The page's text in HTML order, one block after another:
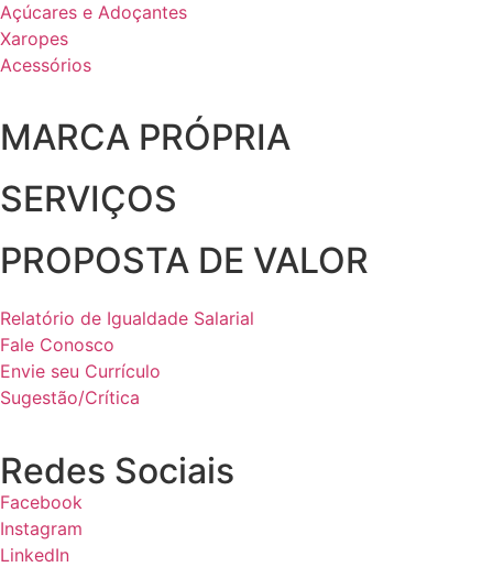
Açúcares e Adoçantes
Xaropes
Acessórios
MARCA PRÓPRIA
SERVIÇOS
PROPOSTA DE VALOR
Relatório de Igualdade Salarial
Fale Conosco
Envie seu Currículo
Sugestão/Crítica
Redes Sociais
Facebook
Instagram
LinkedIn